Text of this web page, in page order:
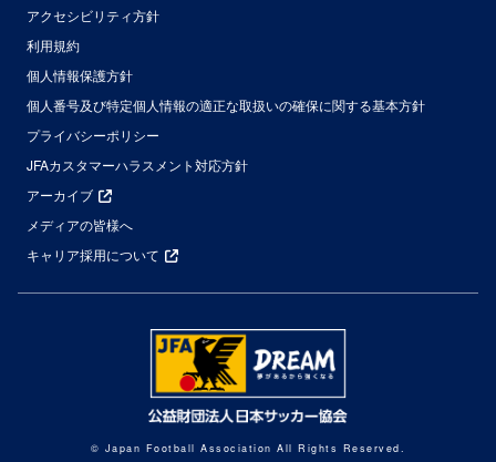
アクセシビリティ方針
利用規約
個人情報保護方針
個人番号及び特定個人情報の適正な取扱いの確保に関する基本方針
プライバシーポリシー
JFAカスタマーハラスメント対応方針
アーカイブ
メディアの皆様へ
キャリア採用について
© Japan Football Association All Rights Reserved.